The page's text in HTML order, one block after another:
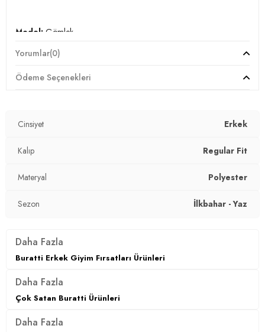
Model: Gömlek
Materyal:%100 Polyster
Kalıp Bilgisi:Regular Fit
3DY1CF23S116775.128
Yorumlar(0)
Ödeme Seçenekleri
Cinsiyet Erkek
Kalıp Regular Fit
Materyal Polyester
Sezon İlkbahar - Yaz
Daha Fazla
Buratti Erkek Giyim Fırsatları Ürünleri
Daha Fazla
Çok Satan Buratti Ürünleri
Daha Fazla